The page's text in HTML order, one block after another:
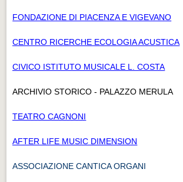
FONDAZIONE DI PIACENZA E VIGEVANO
CENTRO RICERCHE ECOLOGIA ACUSTICA
CIVICO ISTITUTO MUSICALE L. COSTA
ARCHIVIO STORICO - PALAZZO MERULA
TEATRO CAGNONI
AFTER LIFE MUSIC DIMENSION
ASSOCIAZIONE CANTICA ORGANI